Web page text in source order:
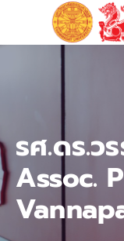
ตรี
ปริญญา
โท-
เอก
รศ.ดร.ว
Assoc.